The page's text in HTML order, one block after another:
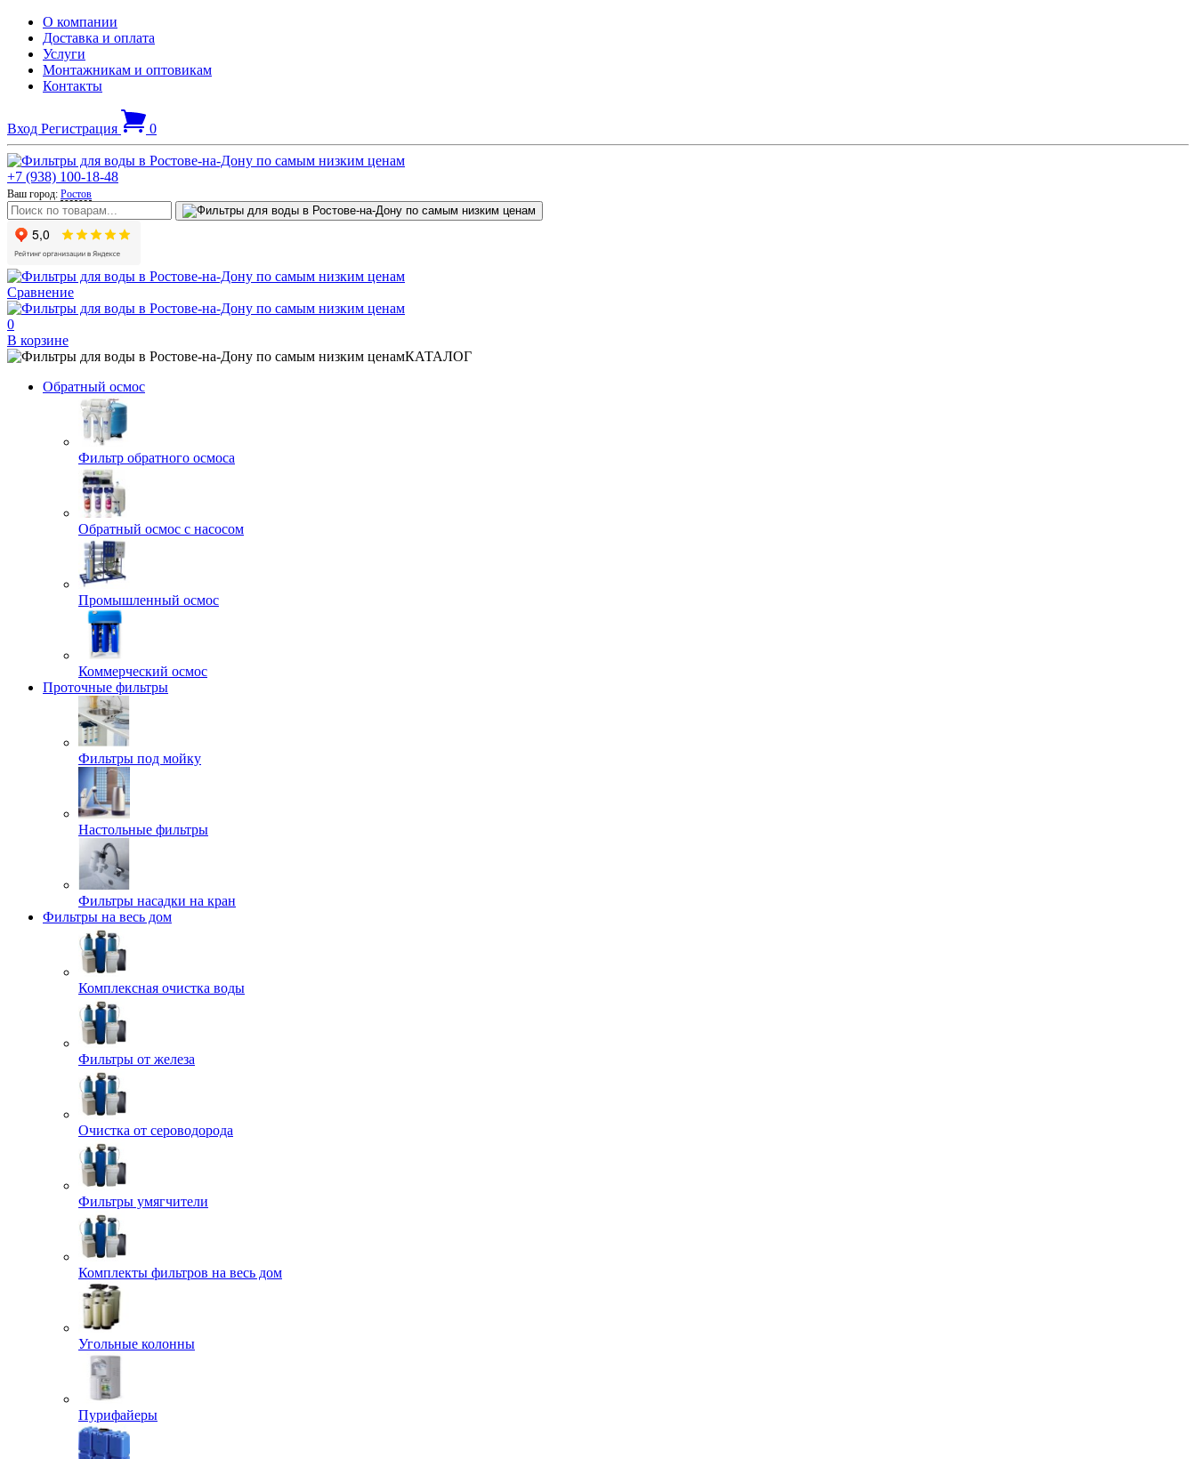
О компании
Доставка и оплата
Услуги
Монтажникам и оптовикам
Контакты
Вход Регистрация 0
+7 (938) 100-18-48
Ваш город: Ростов
Сравнение
0
В корзине
КАТАЛОГ
Обратный осмос
Фильтр обратного осмоса
Обратный осмос с насосом
Промышленный осмос
Коммерческий осмос
Проточные фильтры
Фильтры под мойку
Настольные фильтры
Фильтры насадки на кран
Фильтры на весь дом
Комплексная очистка воды
Фильтры от железа
Очистка от сероводорода
Фильтры умягчители
Комплекты фильтров на весь дом
Угольные колонны
Пурифайеры